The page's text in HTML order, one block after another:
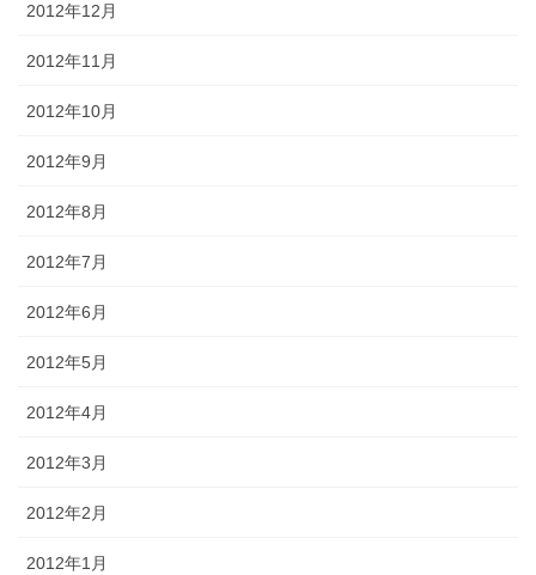
2012年12月
2012年11月
2012年10月
2012年9月
2012年8月
2012年7月
2012年6月
2012年5月
2012年4月
2012年3月
2012年2月
2012年1月